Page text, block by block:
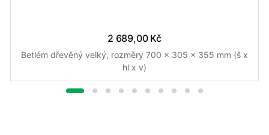
2 689,00 Kč
Betlém dřevěný velký, rozměry 700 x 305 x 355 mm (š x
hl x v)